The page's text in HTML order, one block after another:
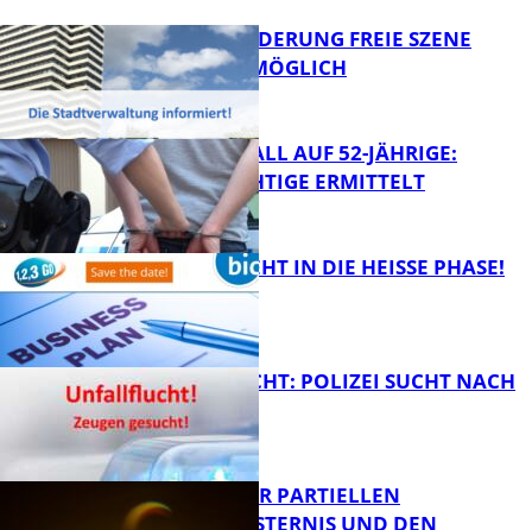
FB Kultur
PROJEKTFÖRDERUNG FREIE SZENE
WEITERHIN MÖGLICH
FB News
RAUBÜBERFALL AUF 52-JÄHRIGE:
TATVERDÄCHTIGE ERMITTELT
1,2,3 GO® GEHT IN DIE HEISSE PHASE!
UNFALLFLUCHT: POLIZEI SUCHT NACH
ZEUGEN
VORTRAG ZUR PARTIELLEN
SONNENFINSTERNIS UND DEN